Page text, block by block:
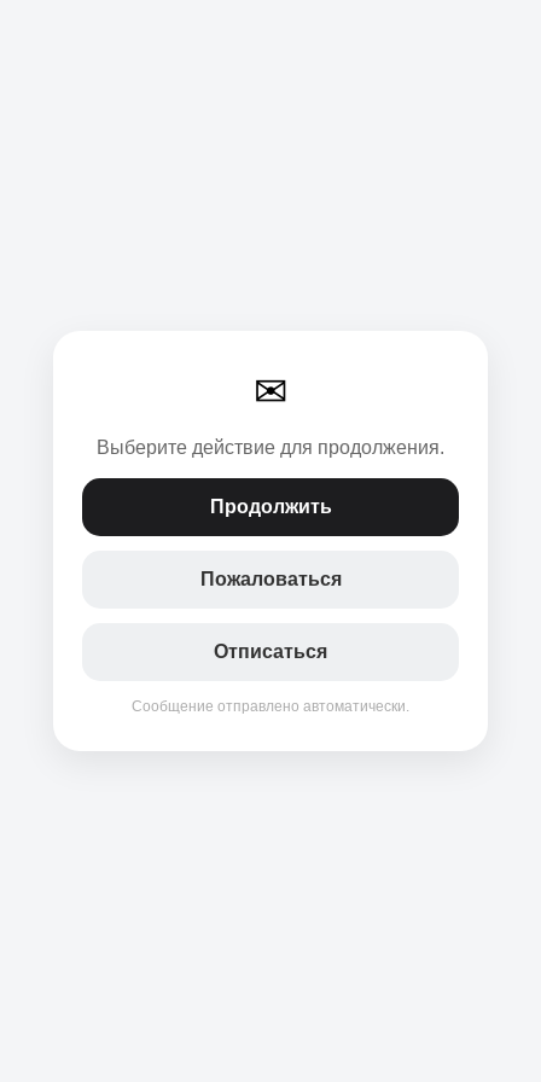
✉
Выберите действие для продолжения.
Продолжить
Пожаловаться
Отписаться
Сообщение отправлено автоматически.